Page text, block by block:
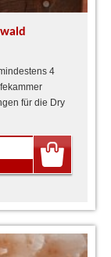
4
für die Dry